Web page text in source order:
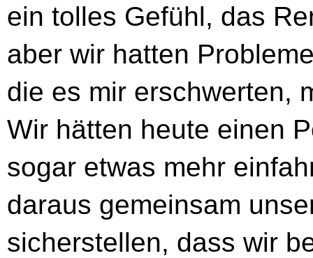
ein tolles Gefühl, das
aber wir hatten
die es mir erschwerten,
Wir hätten heute einen
sogar etwas mehr
daraus gemeinsam
sicherstellen, dass wir